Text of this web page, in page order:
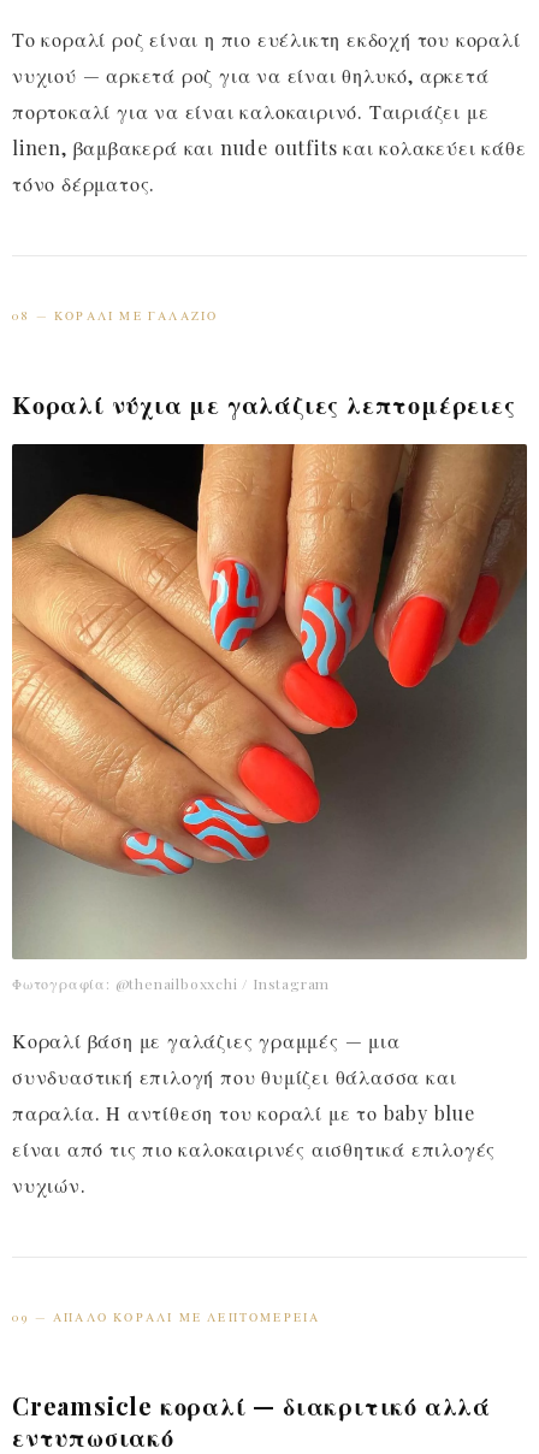
Το κοραλί ροζ είναι η πιο ευέλικτη εκδοχή του κοραλί
νυχιού — αρκετά ροζ για να είναι θηλυκό, αρκετά
πορτοκαλί για να είναι καλοκαιρινό. Ταιριάζει με
linen, βαμβακερά και nude outfits και κολακεύει κάθε
τόνο δέρματος.
08 — ΚΟΡΑΛΊ ΜΕ ΓΑΛΆΖΙΟ
Κοραλί νύχια με γαλάζιες λεπτομέρειες
Φωτογραφία: @thenailboxxchi / Instagram
Κοραλί βάση με γαλάζιες γραμμές — μια
συνδυαστική επιλογή που θυμίζει θάλασσα και
παραλία. Η αντίθεση του κοραλί με το baby blue
είναι από τις πιο καλοκαιρινές αισθητικά επιλογές
νυχιών.
09 — ΑΠΑΛΌ ΚΟΡΑΛΊ ΜΕ ΛΕΠΤΟΜΈΡΕΙΑ
Creamsicle κοραλί — διακριτικό αλλά
εντυπωσιακό